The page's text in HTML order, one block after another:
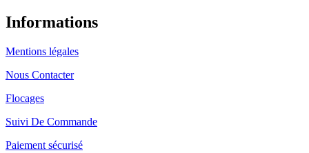
Informations
Mentions légales
Nous Contacter
Flocages
Suivi De Commande
Paiement sécurisé